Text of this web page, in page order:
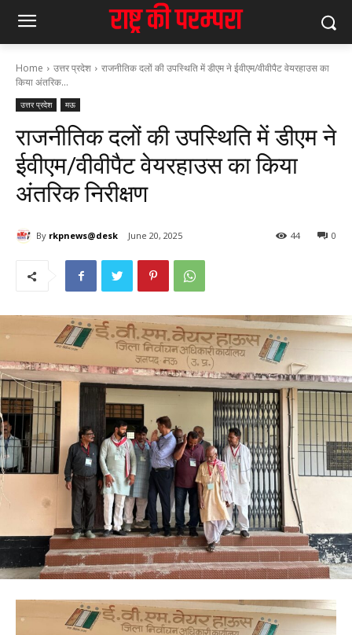
Home उत्तर प्रदेश
राजनीतिक दलों की उपस्थिति में डीएम ने ईवीएम/वीवीपैट वेयरहाउस का
किया अंतरिक...
उत्तर प्रदेश मऊ
राजनीतिक दलों की उपस्थिति में डीएम ने
ईवीएम/वीवीपैट वेयरहाउस का किया
अंतरिक निरीक्षण
By rkpnews@desk June 20, 2025 0
44